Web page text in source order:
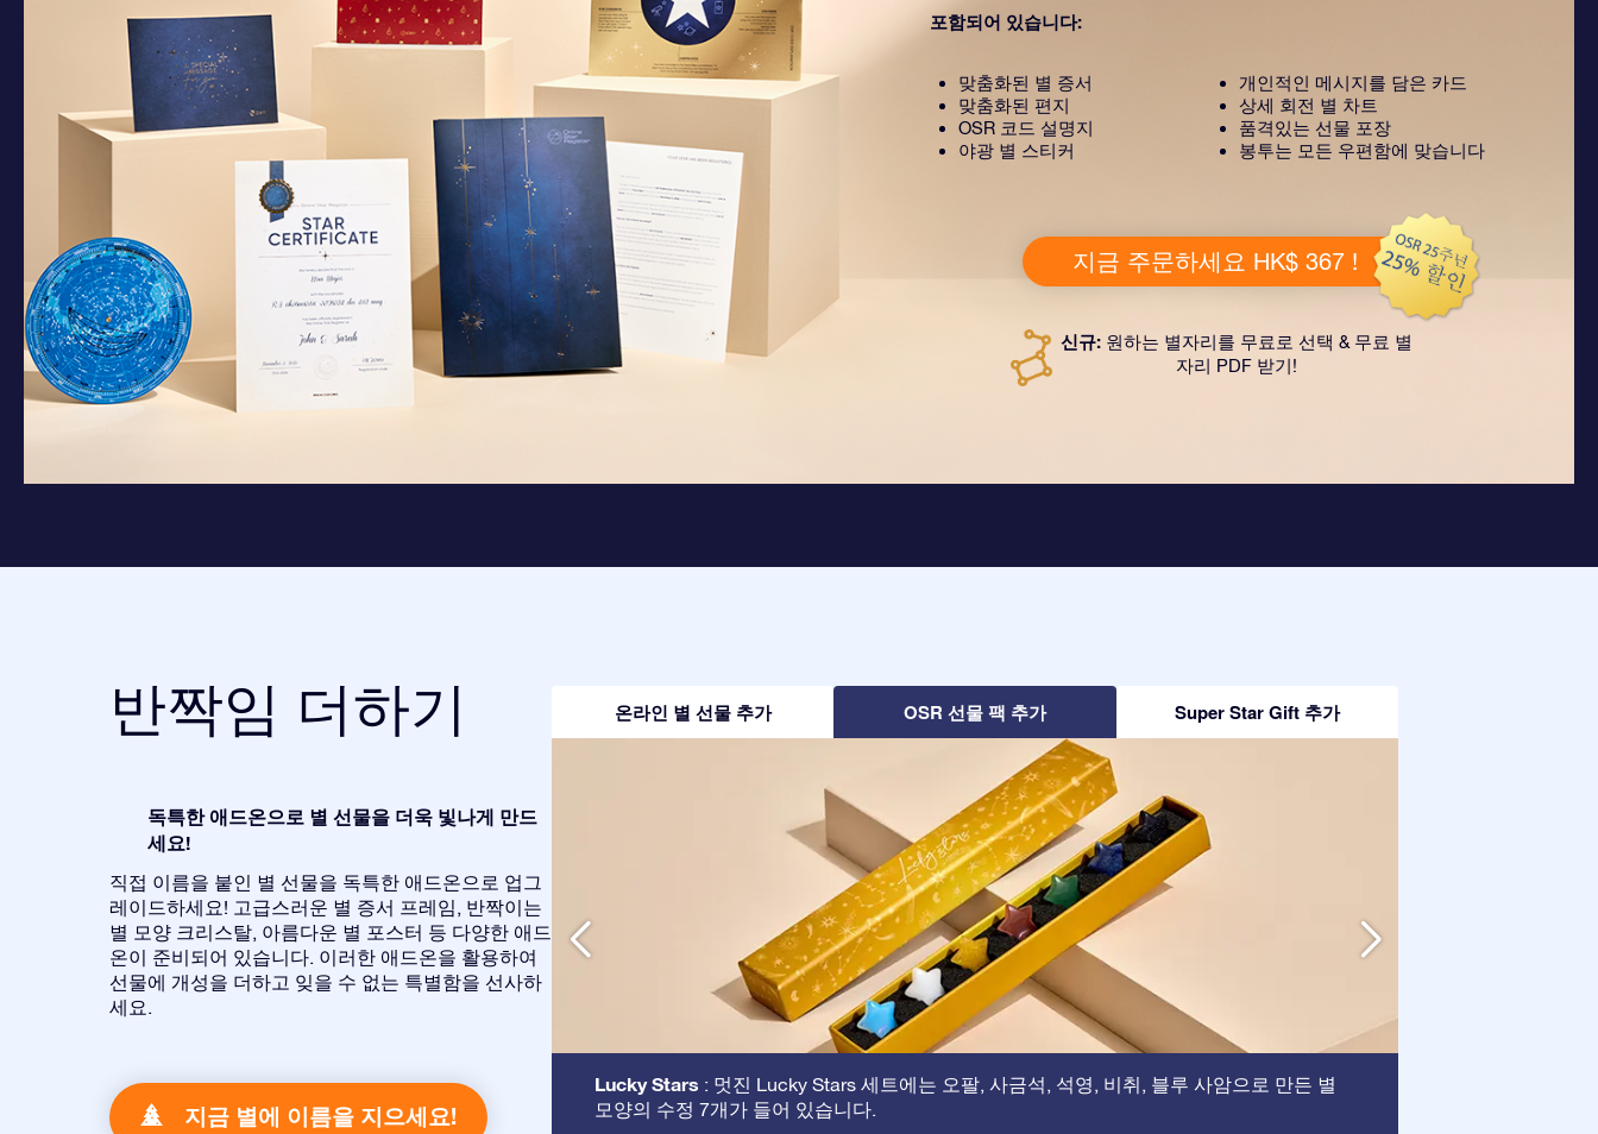
포함되어 있습니다:
맞춤화된 별 증서
맞춤화된 편지
OSR 코드 설명지
야광 별 스티커
개인적인 메시지를 담은 카드
상세 회전 별 차트
품격있는 선물 포장
봉투는 모든 우편함에 맞습니다
지금 주문하세요 HK$ 367 !
신규:원하는 별자리를 무료로 선택 & 무료 별
자리 PDF 받기!
반짝임 더하기
독특한 애드온으로 별 선물을 더욱 빛나게 만드
세요!
직접 이름을 붙인 별 선물을 독특한 애드온으로 업그
레이드하세요! 고급스러운 별 증서 프레임, 반짝이는
별 모양 크리스탈, 아름다운 별 포스터 등 다양한 애드
온이 준비되어 있습니다. 이러한 애드온을 활용하여
선물에 개성을 더하고 잊을 수 없는 특별함을 선사하
세요.
지금 별에 이름을 지으세요!
온라인 별 선물 추가 OSR 선물 팩 추가 Super Star Gift 추가
Lucky Stars : 멋진 Lucky Stars 세트에는 오팔, 사금석, 석영, 비취, 블루 사암으로 만든 별
모양의 수정 7개가 들어 있습니다.